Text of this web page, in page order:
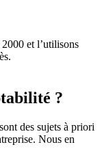
et l’utilisons
?
des sujets à priori
Nous en